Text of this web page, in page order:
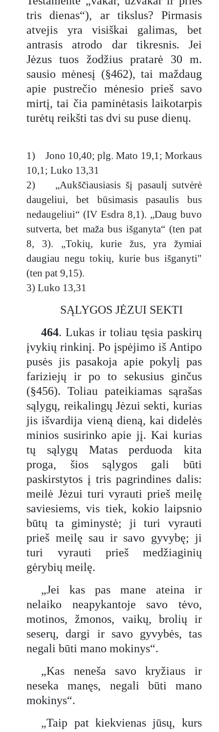
tris dienas“), ar tikslus? Pirmasis
atvejis yra visiškai galimas, bet
antrasis atrodo dar tikresnis. Jei
Jėzus tuos žodžius pratarė 30 m.
sausio mėnesį (§462), tai maždaug
apie pustrečio mėnesio prieš savo
mirtį, tai čia paminėtasis laikotarpis
turėtų reikšti tas dvi su puse dienų.
1) Jono 10,40; plg. Mato 19,1; Morkaus
10,1; Luko 13,31
2) „Aukščiausiasis šį pasaulį sutvėrė
daugeliui, bet būsimasis pasaulis bus
nedaugeliui“ (IV Esdra 8,1). „Daug buvo
sutverta, bet maža bus išganyta“ (ten pat
8, 3). „Tokių, kurie žus, yra žymiai
daugiau negu tokių, kurie bus išganyti"
(ten pat 9,15).
3) Luko 13,31
SĄLYGOS JĖZUI SEKTI
464. Lukas ir toliau tęsia paskirų
įvykių rinkinį. Po įspėjimo iš Antipo
pusės jis pasakoja apie pokylį pas
fariziejų ir po to sekusius ginčus
(§456). Toliau pateikiamas sąrašas
sąlygų, reikalingų Jėzui sekti, kurias
jis išvardija vieną dieną, kai didelės
minios susirinko apie jį. Kai kurias
tų sąlygų Matas perduoda kita
proga, šios sąlygos gali būti
paskirstytos į tris pagrindines dalis:
meilė Jėzui turi vyrauti prieš meilę
saviesiems, vis tiek, kokio laipsnio
būtų ta giminystė; ji turi vyrauti
prieš meilę sau ir savo gyvybę; ji
turi vyrauti prieš medžiaginių
gėrybių meilę.
„Jei kas pas mane ateina ir
nelaiko neapykantoje savo tėvo,
motinos, žmonos, vaikų, brolių ir
seserų, dargi ir savo gyvybės, tas
negali būti mano mokinys“.
„Kas neneša savo kryžiaus ir
neseka manęs, negali būti mano
mokinys“.
„Taip pat kiekvienas jūsų, kurs